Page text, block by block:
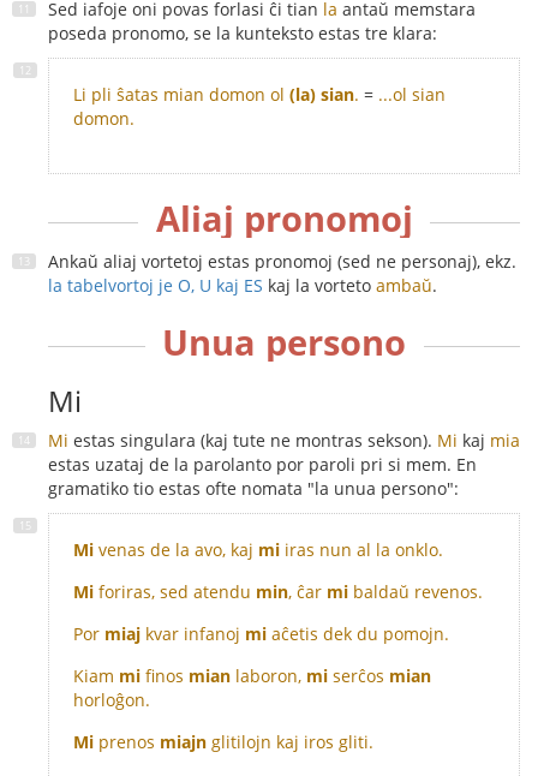
Sed iafoje oni povas forlasi ĉi tian la antaŭ memstara
poseda pronomo, se la kunteksto estas tre klara:
Li pli ŝatas mian domon ol (la) sian. = ...ol sian
domon.
Aliaj pronomoj
Ankaŭ aliaj vortetoj estas pronomoj (sed ne personaj), ekz.
la tabelvortoj je O, U kaj ES kaj la vorteto ambaŭ.
Unua persono
Mi
Mi estas singulara (kaj tute ne montras sekson). Mi kaj mia
estas uzataj de la parolanto por paroli pri si mem. En
gramatiko tio estas ofte nomata "la unua persono":
Mi venas de la avo, kaj mi iras nun al la onklo.
Mi foriras, sed atendu min, ĉar mi baldaŭ revenos.
Por miaj kvar infanoj mi aĉetis dek du pomojn.
Kiam mi finos mian laboron, mi serĉos mian
horloĝon.
Mi prenos miajn glitilojn kaj iros gliti.